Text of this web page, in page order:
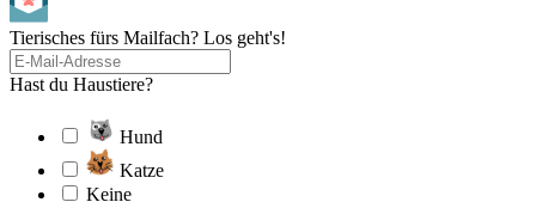
Tierisches fürs Mailfach? Los geht's!
Hast du Haustiere?
Hund
Katze
Keine